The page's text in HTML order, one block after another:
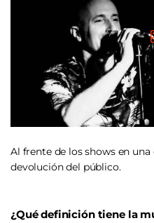
Al frente de los shows en
devolución del público.
¿Qué definición tiene la